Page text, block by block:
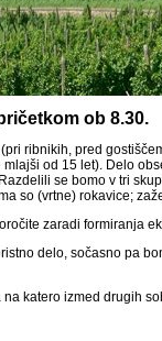
ob 8.30.
(pri ribnikih, pred
od 15 let). Delo
se bomo v tri
so (vrtne) rokavice;
zaradi formiranja
delo, sočasno pa
katero izmed drugih